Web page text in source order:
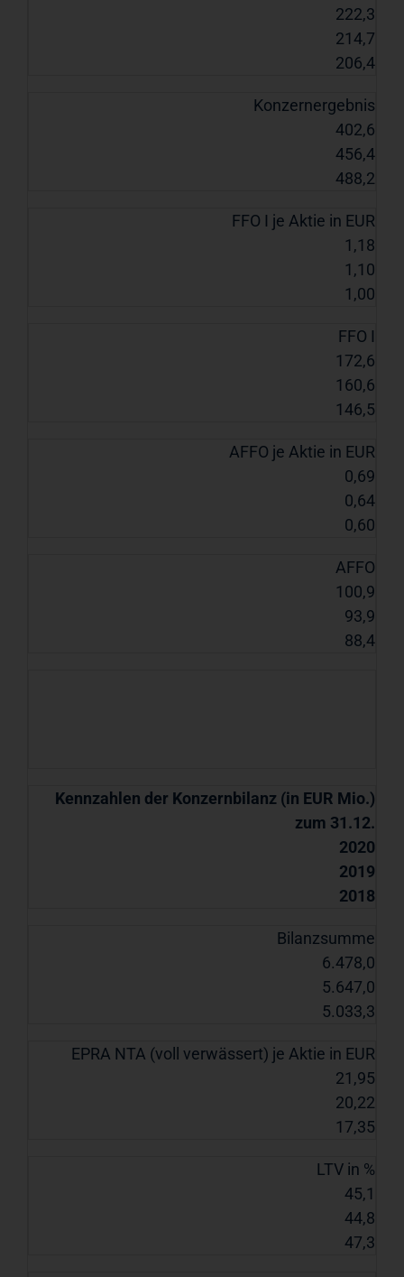
222,3
214,7
206,4
Konzernergebnis
402,6
456,4
488,2
FFO I je Aktie in EUR
1,18
1,10
1,00
FFO I
172,6
160,6
146,5
AFFO je Aktie in EUR
0,69
0,64
0,60
AFFO
100,9
93,9
88,4
Kennzahlen der Konzernbilanz (in EUR Mio.)
zum 31.12.
2020
2019
2018
Bilanzsumme
6.478,0
5.647,0
5.033,3
EPRA NTA (voll verwässert) je Aktie in EUR
21,95
20,22
17,35
LTV in %
45,1
44,8
47,3